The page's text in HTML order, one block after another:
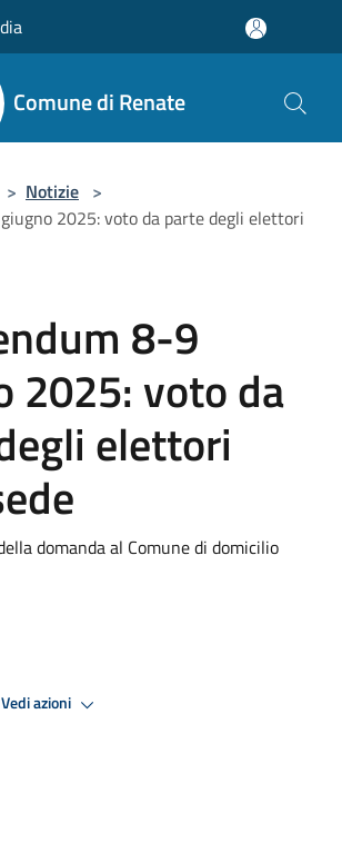
Comune di Renate
> Notizie >
2025: voto da parte degli elettori
8-9
2025: voto da
elettori
domanda al Comune di domicilio
Vedi azioni